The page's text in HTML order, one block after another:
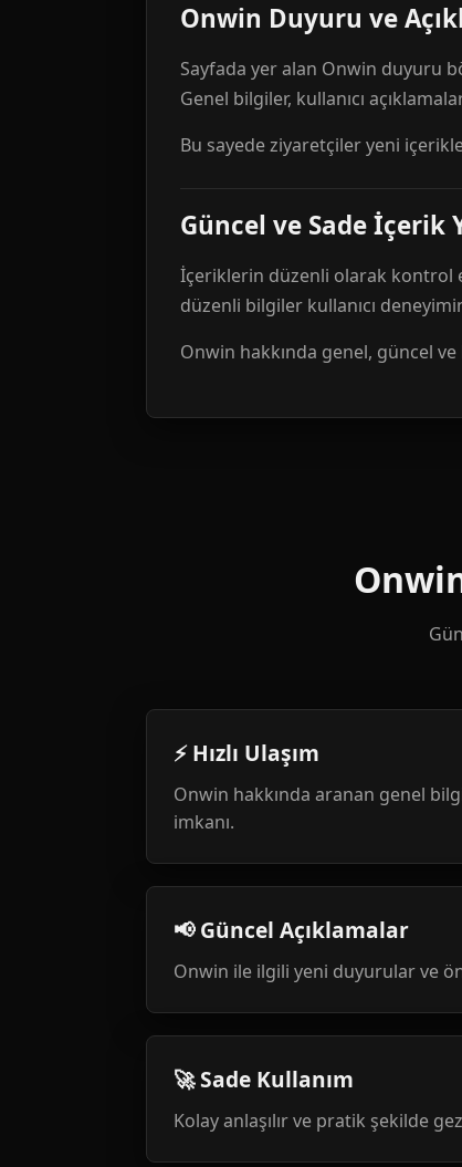
Onwin Duyuru ve
Sayfada yer alan Onwin duyuru
Genel bilgiler, kullanıcı
Bu sayede ziyaretçiler yeni
Güncel ve Sade İçerik
İçeriklerin düzenli olarak kontrol
düzenli bilgiler kullanıcı
Onwin hakkında genel, güncel
⚡ Hızlı Ulaşım
Onwin hakkında aranan genel
imkanı.
📢 Güncel Açıklamalar
Onwin ile ilgili yeni duyurular ve
🚀 Sade Kullanım
Kolay anlaşılır ve pratik şekilde